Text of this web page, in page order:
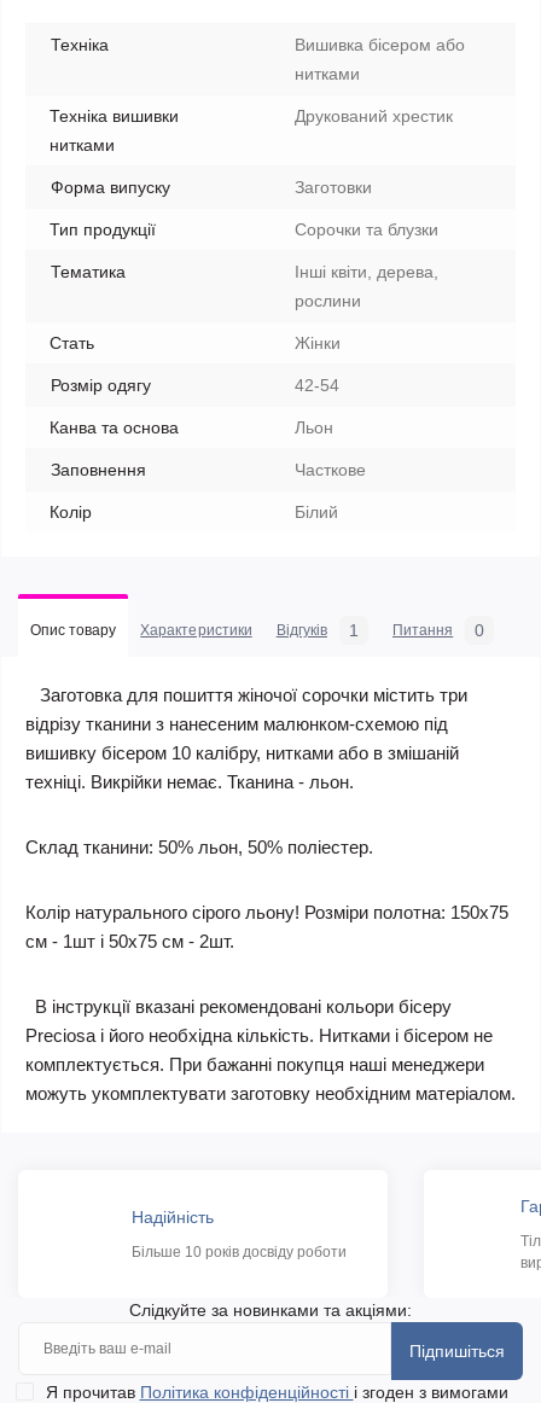
Техніка
Вишивка бісером або
нитками
Техніка вишивки
нитками
Друкований хрестик
Форма випуску Заготовки
Тип продукції Сорочки та блузки
Тематика
Інші квіти, дерева,
рослини
Стать Жінки
Розмір одягу 42-54
Канва та основа Льон
Заповнення Часткове
Колір Білий
Опис товару Характеристики Відгуків 1 Питання 0
Заготовка для пошиття жіночої сорочки містить три
відрізу тканини з нанесеним малюнком-схемою під
вишивку бісером 10 калібру, нитками або в змішаній
техніці. Викрійки немає. Тканина - льон.
Склад тканини: 50% льон, 50% поліестер.
Колір натурального сірого льону! Розміри полотна: 150х75
см - 1шт і 50х75 см - 2шт.
В інструкції вказані рекомендовані кольори бісеру
Preciosa і його необхідна кількість. Нитками і бісером не
комплектується. При бажанні покупця наші менеджери
можуть укомплектувати заготовку необхідним матеріалом.
Надійність
Більше 10 років досвіду роботи
Слідкуйте за новинками та акціями:
Підпишіться
Я прочитав Політика конфіденційності і згоден з вимогами